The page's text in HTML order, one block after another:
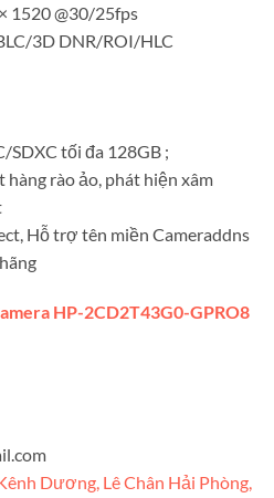
1520 @30/25fps
3D DNR/ROI/HLC
tối đa 128GB ;
rào ảo, phát hiện xâm
Hỗ trợ tên miền Cameraddns
HP-2CD2T43G0-GPRO8
Dương, Lê Chân Hải Phòng,